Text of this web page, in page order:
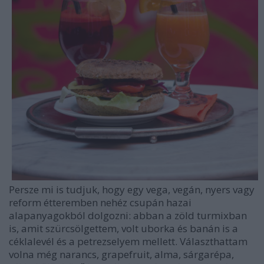
Persze mi is tudjuk, hogy egy vega, vegán, nyers vagy
reform étteremben nehéz csupán hazai
alapanyagokból dolgozni: abban a zöld turmixban
is, amit szürcsölgettem, volt uborka és banán is a
céklalevél és a petrezselyem mellett. Választhattam
volna még narancs, grapefruit, alma, sárgarépa,